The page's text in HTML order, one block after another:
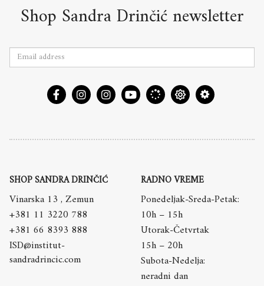
Shop Sandra Drinčić newsletter
SHOP SANDRA DRINČIĆ
Vinarska 13 , Zemun
+381 11 3220 788
+381 66 8393 888
ISD@institut-
sandradrincic.com
RADNO VREME
Ponedeljak-Sreda-Petak:
10h – 15h
Utorak-Četvrtak
15h – 20h
Subota-Nedelja:
neradni dan